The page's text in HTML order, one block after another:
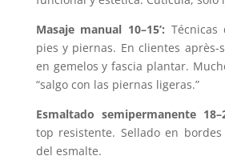
Masaje manual 10–15’: Técnicas
pies y piernas. En clientes après-
en gemelos y fascia plantar.
“salgo con las piernas ligeras.”
Esmaltado semipermanente
top resistente. Sellado en
del esmalte.